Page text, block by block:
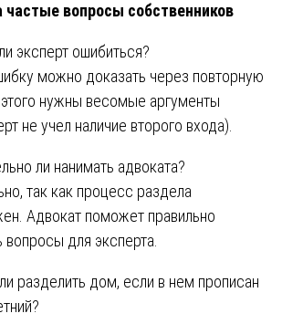
частые вопросы собственников
эксперт ошибиться?
можно доказать через повторную
нужны весомые аргументы
не учел наличие второго входа).
ли нанимать адвоката?
так как процесс раздела
Адвокат поможет правильно
для эксперта.
разделить дом, если в нем прописан